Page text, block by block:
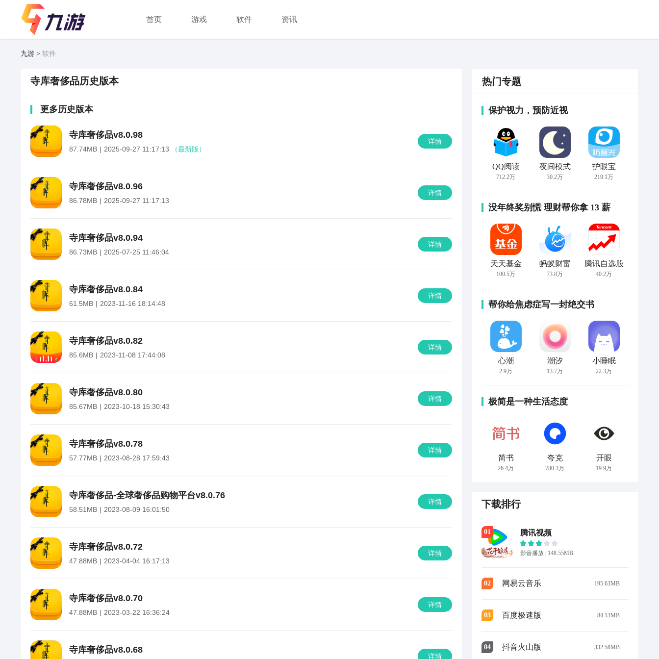
首页 游戏 软件 资讯
九游 软件
寺库奢侈品历史版本
更多历史版本
寺库奢侈品v8.0.98
87.74MB 2025-09-27 11:17:13 （最新版）
详情
寺库奢侈品v8.0.96
86.78MB 2025-09-27 11:17:13
详情
寺库奢侈品v8.0.94
86.73MB 2025-07-25 11:46:04
详情
寺库奢侈品v8.0.84
61.5MB 2023-11-16 18:14:48
详情
寺库奢侈品v8.0.82
85.6MB 2023-11-08 17:44:08
详情
寺库奢侈品v8.0.80
85.67MB 2023-10-18 15:30:43
详情
寺库奢侈品v8.0.78
57.77MB 2023-08-28 17:59:43
详情
寺库奢侈品-全球奢侈品购物平台v8.0.76
58.51MB 2023-08-09 16:01:50
详情
寺库奢侈品v8.0.72
47.88MB 2023-04-04 16:17:13
详情
寺库奢侈品v8.0.70
47.88MB 2023-03-22 16:36:24
详情
寺库奢侈品v8.0.68
详情
热门专题
保护视力，预防近视
QQ阅读
712.2万
夜间模式
30.2万
护眼宝
219.1万
没年终奖别慌 理财帮你拿 13 薪
天天基金
100.5万
蚂蚁财富
73.8万
腾讯自选股
40.2万
帮你给焦虑症写一封绝交书
心潮
2.9万
潮汐
13.7万
小睡眠
22.3万
极简是一种生活态度
简书
26.4万
夸克
780.3万
开眼
19.9万
下载排行
01 腾讯视频
影音播放 | 148.55MB
02 网易云音乐 195.63MB
03 百度极速版 84.13MB
04 抖音火山版 332.58MB